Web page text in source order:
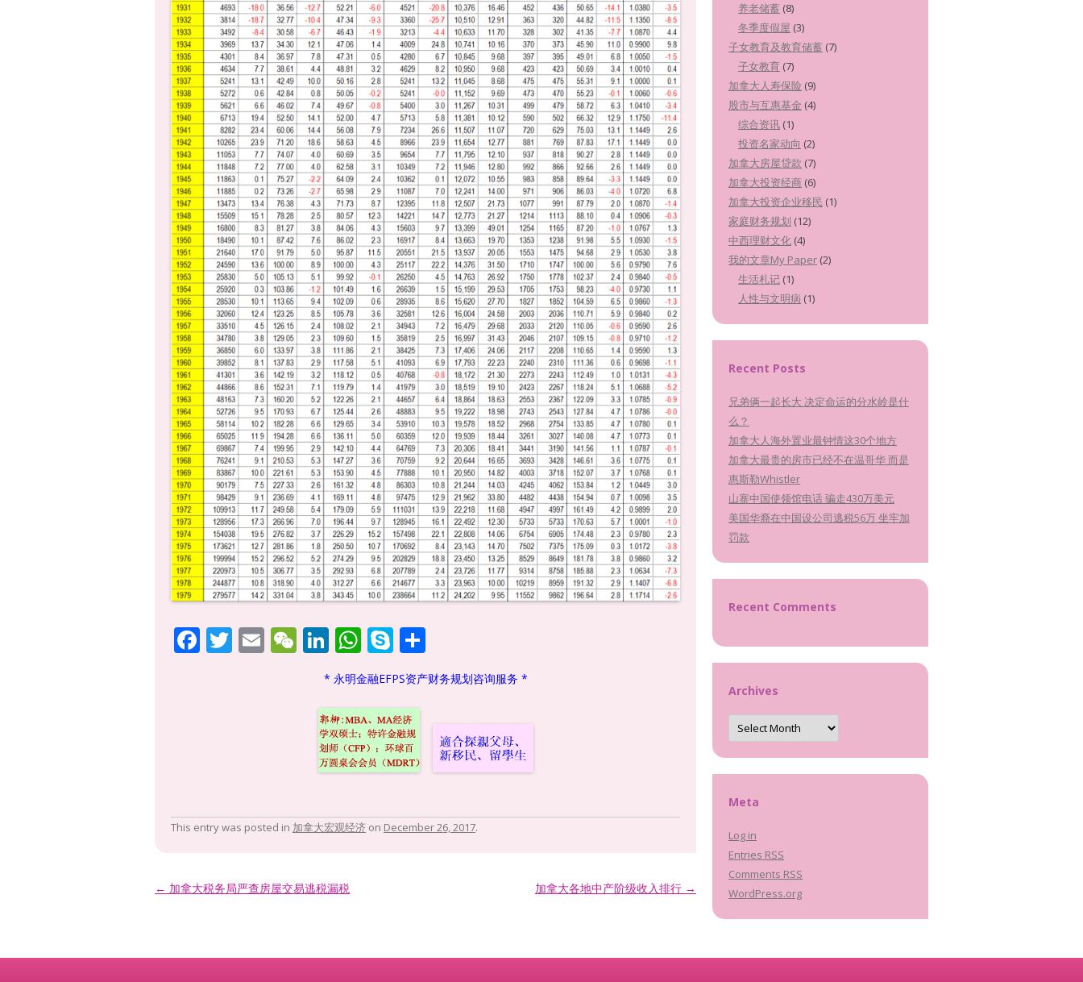
F T E W
at
Li
n
k
e
dI
n
W
h
at
s
A
p
S
k
y
p
e
h
ar
e
* 永明金融EFPS资产财务规划咨询服务 *
This entry was posted in 加拿大宏观经济 on December 26, 2017.
Post navigation
← 加拿大税务局严查房屋交易逃税漏税 加拿大各地中产阶级收入排行 →
养老储蓄 (8)
冬季度假屋 (3)
子女教育及教育储蓄 (7)
子女教育 (7)
加拿大人寿保险 (9)
股市与互惠基金 (4)
综合资讯 (1)
投资名家动向 (2)
加拿大房屋贷款 (7)
加拿大投资经商 (6)
加拿大投资企业移民 (1)
家庭财务规划 (12)
中西理财文化 (4)
我的文章My Paper (2)
生活札记 (1)
人性与文明病 (1)
Recent Posts
兄弟俩一起长大 决定命运的分水岭是什
么？
加拿大人海外置业最钟情这30个地方
加拿大最贵的房市已经不在温哥华 而是
惠斯勒Whistler
山寨中国使领馆电话 骗走430万美元
美国华裔在中国设公司逃税56万 坐牢加
罚款
Recent Comments
Archives
Archives
Meta
Log in
Entries RSS
Comments RSS
WordPress.org